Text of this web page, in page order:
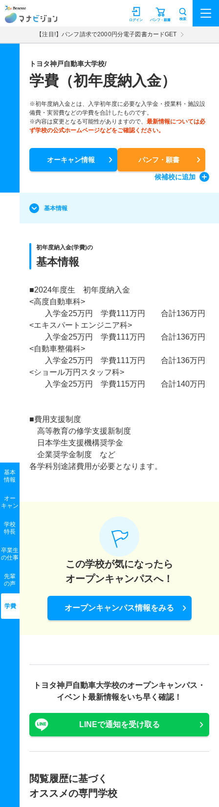
マナビジョン パンフ・願書
ログイン 検索
【注目!】パンフ請求で2000円分電子図書カードGET
トヨタ神戸自動車大学校/
学費（初年度納入金）
※初年度納入金とは、入学初年度に必要な入学金・授業料・施設設
備費・実習費などの学費を合計したものです。
※内容は変更となる可能性がありますので、 最新情報については必
ず学校の公式ホームページなどをご確認ください。
オーキャン情報 パンフ・願書
候補校に追加
基本
情報
オー
キャン
学校
特長
卒業生
の仕事
先輩
の声
学費
基本情報
初年度納入金(学費)の
基本情報
■2024年度生 初年度納入金
<高度自動車科>
入学金25万円 学費111万円 合計136万円
<エキスパートエンジニア科>
入学金25万円 学費111万円 合計136万円
<自動車整備科>
入学金25万円 学費111万円 合計136万円
<ショール万円スタッフ科>
入学金25万円 学費115万円 合計140万円
■費用支援制度
高等教育の修学支援新制度
日本学生支援機構奨学金
企業奨学金制度 など
各学科別途諸費用が必要となります。
この学校が気になったら
オープンキャンパスへ！
オープンキャンパス情報をみる
トヨタ神戸自動車大学校のオープンキャンパス・
イベント最新情報をいち早く確認！
LINEで通知を受け取る
閲覧履歴に基づく
オススメの専門学校